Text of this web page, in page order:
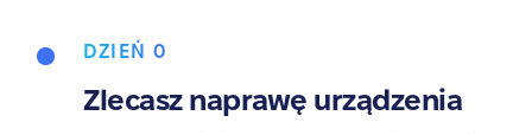
DZIEŃ 0
Zlecasz naprawę urządzenia